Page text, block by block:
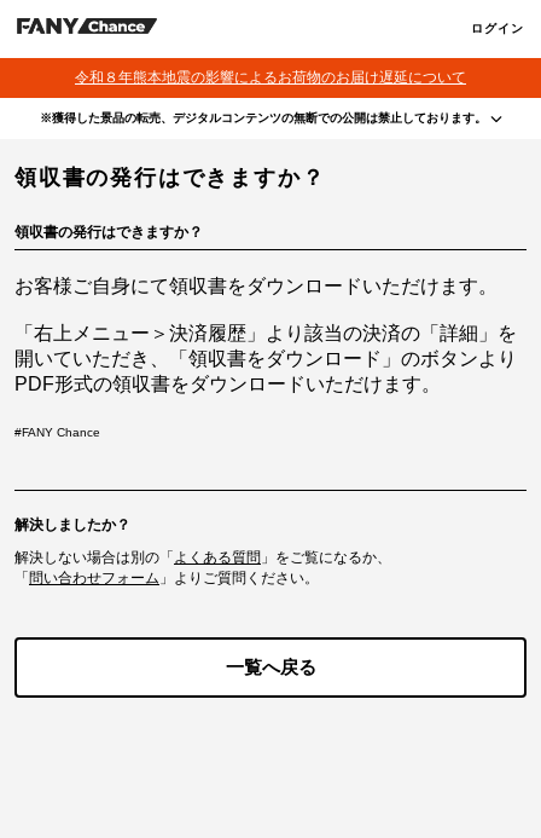
ログイン
令和８年熊本地震の影響によるお荷物のお届け遅延について
※獲得した景品の転売、デジタルコンテンツの無断での公開は禁止しております。
為は禁止しております。
・本サービスで獲得された動画･画像･ボイス等のデジタルコンテンツは、出品者が著作権を有
ます。
・当選権利は当選者ご本人のみ有効となります。当選権利の譲渡、オークション等への出品、
領収書の発行はできますか？
領収書の発行はできますか？
お客様ご自身にて領収書をダウンロードいただけます。
「右上メニュー＞決済履歴」より該当の決済の「詳細」を
開いていただき、「領収書をダウンロード」のボタンより
PDF形式の領収書をダウンロードいただけます。
#FANY Chance
解決しましたか？
解決しない場合は別の「 よくある質問 」をご覧になるか、
「 問い合わせフォーム 」よりご質問ください。
一覧へ戻る